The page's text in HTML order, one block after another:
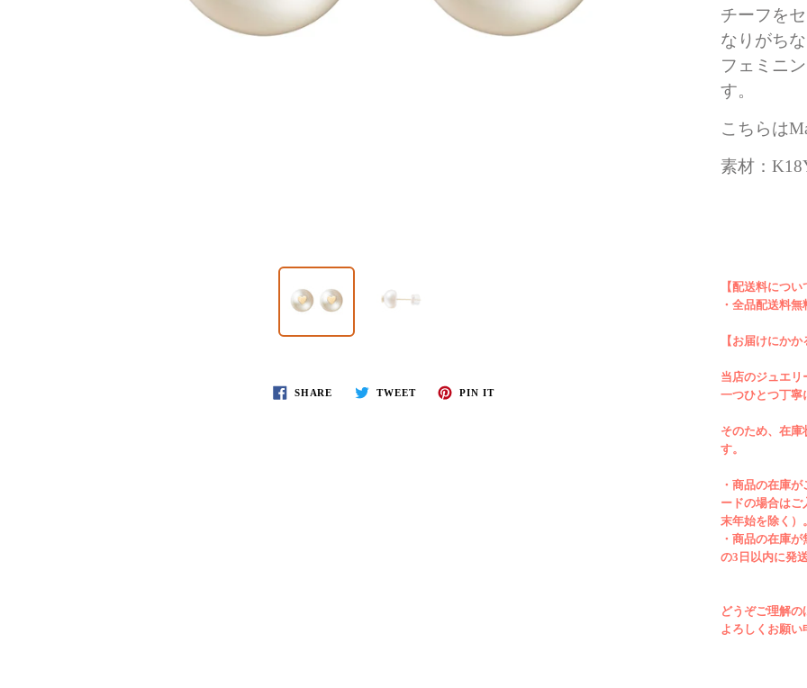
SHARE TWEET PIN IT
チーフを
なりがち
フェミニ
す。
こちらは
素材：
【配送料
・全品配
【お届け
当店のジ
しており
・商品の
行振込、
日）より
・商品の
【配送料につい
・全品配送料無
【お届けにかか
当店のジュエリ
一つひとつ丁寧
そのため、在庫
す。
・商品の在庫
ードの場合はご
末年始を除く）。
・商品の在庫
の3日以内に発
どうぞご理解の
よろしくお願い